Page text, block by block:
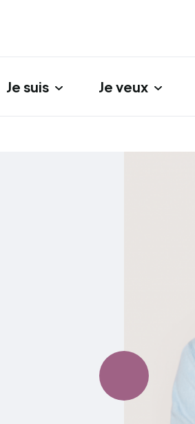
Je suis Je veux